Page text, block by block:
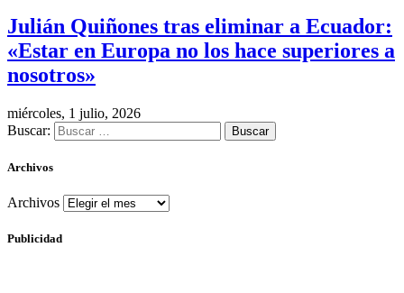
Julián Quiñones tras eliminar a Ecuador:
«Estar en Europa no los hace superiores a
nosotros»
miércoles, 1 julio, 2026
Buscar:
Archivos
Archivos
Publicidad